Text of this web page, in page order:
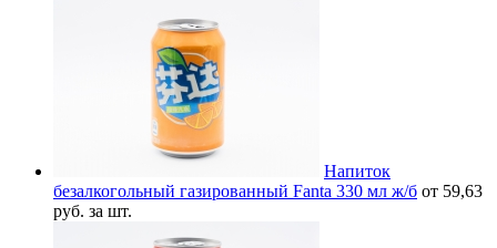
Напиток
безалкогольный газированный Fanta 330 мл ж/б от 59,63
руб. за шт.